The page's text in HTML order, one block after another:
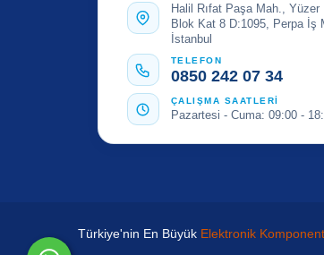
Halil Rıfat Paşa Mah.,
Blok Kat 8 D:1095, Perpa İş
İstanbul
TELEFON
0850 242 07 34
ÇALIŞMA SAATLERİ
Pazartesi - Cuma: 09:00 -
Türkiye'nin En Büyük Elektronik Komponent